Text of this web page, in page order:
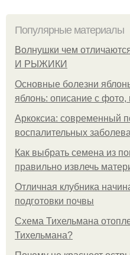
Популярные материалы
Волнушки чем
И РЫЖИКИ
Основные болезни
яблонь: описание с
Аркоксиа: современный
воспалительных
Как выбрать семена из
правильно извлечь
Отличная клубника
подготовки почвы
Схема Тихельмана
Тихельмана?